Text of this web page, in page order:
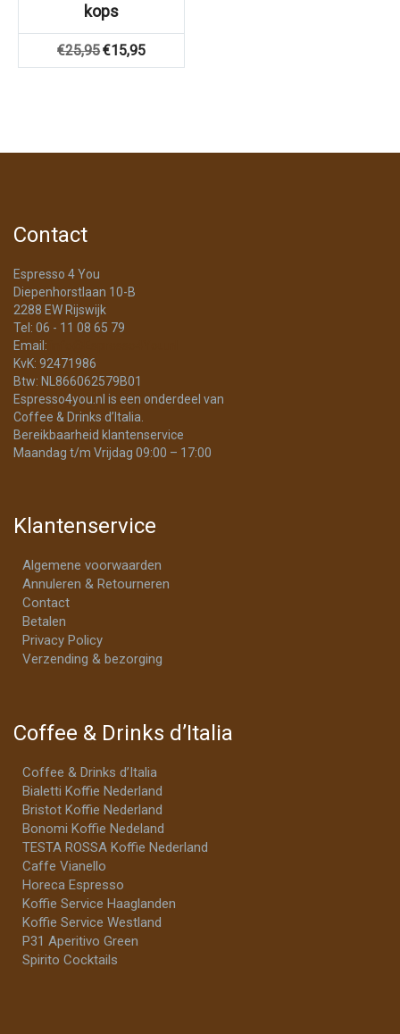
kops
€25,95 Oorspronkelijke
prijs
€15,95Huidige
Contact
Espresso 4 You
Diepenhorstlaan 10-B
2288 EW Rijswijk
Tel: 06 - 11 08 65 79
Email:
KvK: 92471986
Btw: NL866062579B01
Espresso4you.nl is een onderdeel van
Coffee & Drinks d’Italia.
Bereikbaarheid klantenservice
Maandag t/m Vrijdag 09:00 – 17:00
Klantenservice
Algemene voorwaarden
Annuleren & Retourneren
Contact
Betalen
Privacy Policy
Verzending & bezorging
Coffee & Drinks d’Italia
Coffee & Drinks d’Italia
Bialetti Koffie Nederland
Bristot Koffie Nederland
Bonomi Koffie Nedeland
TESTA ROSSA Koffie Nederland
Caffe Vianello
Horeca Espresso
Koffie Service Haaglanden
Koffie Service Westland
P31 Aperitivo Green
Spirito Cocktails